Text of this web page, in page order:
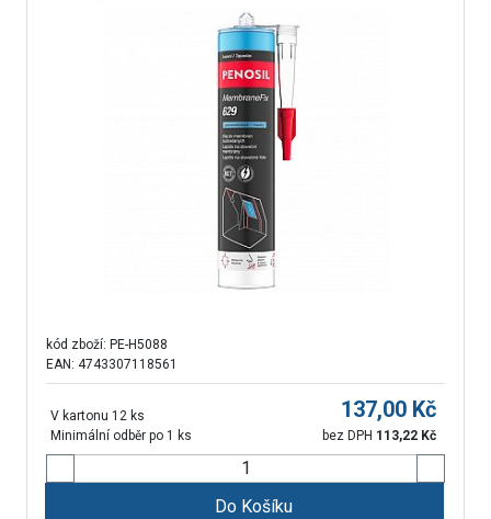
kód zboží: PE-H5088
EAN: 4743307118561
V kartonu 12 ks
Minimální odběr po 1 ks
137,00 Kč
bez DPH 113,22 Kč
Do Košíku